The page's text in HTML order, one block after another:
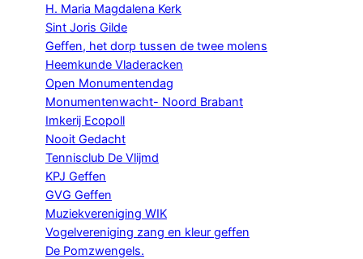
H. Maria Magdalena Kerk
Sint Joris Gilde
Geffen, het dorp tussen de twee molens
Heemkunde Vladeracken
Open Monumentendag
Monumentenwacht- Noord Brabant
Imkerij Ecopoll
Nooit Gedacht
Tennisclub De Vlijmd
KPJ Geffen
GVG Geffen
Muziekvereniging WIK
Vogelvereniging zang en kleur geffen
De Pomzwengels.